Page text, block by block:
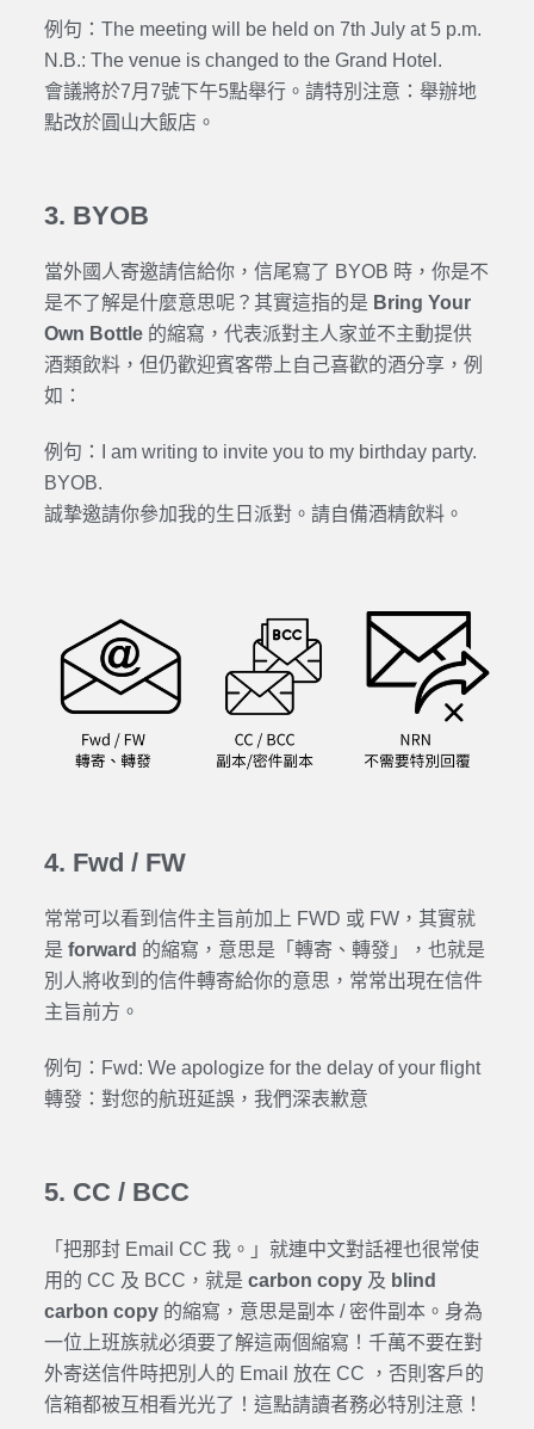
例句：The meeting will be held on 7th July at 5 p.m.
N.B.: The venue is changed to the Grand Hotel.
會議將於7月7號下午5點舉行。請特別注意：舉辦地
點改於圓山大飯店。
3. BYOB
當外國人寄邀請信給你，信尾寫了 BYOB 時，你是不
是不了解是什麼意思呢？其實這指的是 Bring Your
Own Bottle的縮寫，代表派對主人家並不主動提供
酒類飲料，但仍歡迎賓客帶上自己喜歡的酒分享，例
如：
例句：I am writing to invite you to my birthday party.
BYOB.
誠摯邀請你參加我的生日派對。請自備酒精飲料。
4. Fwd / FW
常常可以看到信件主旨前加上 FWD 或 FW，其實就
是 forward 的縮寫，意思是「轉寄、轉發」，也就是
別人將收到的信件轉寄給你的意思，常常出現在信件
主旨前方。
例句：Fwd: We apologize for the delay of your flight
轉發：對您的航班延誤，我們深表歉意
5. CC / BCC
「把那封 Email CC 我。」就連中文對話裡也很常使
用的 CC 及 BCC，就是 carbon copy及 blind
carbon copy 的縮寫，意思是副本 / 密件副本。身為
一位上班族就必須要了解這兩個縮寫！千萬不要在對
外寄送信件時把別人的 Email 放在 CC ，否則客戶的
信箱都被互相看光光了！這點請讀者務必特別注意！